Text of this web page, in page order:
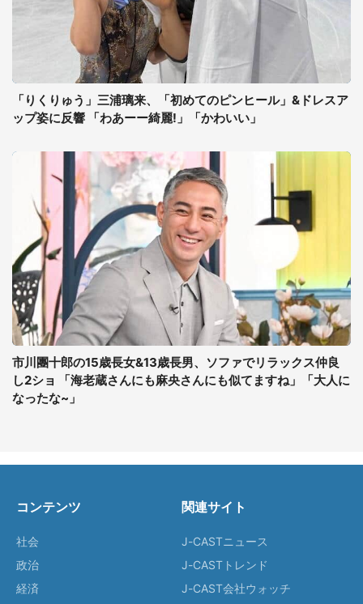
「りくりゅう」三浦璃来、「初めてのピンヒール」&ドレスア
ップ姿に反響 「わあーー綺麗!」「かわいい」
市川團十郎の15歳長女&13歳長男、ソファでリラックス仲良
し2ショ 「海老蔵さんにも麻央さんにも似てますね」「大人に
なったな~」
コンテンツ
社会
政治
経済
関連サイト
J-CASTニュース
J-CASTトレンド
J-CAST会社ウォッチ